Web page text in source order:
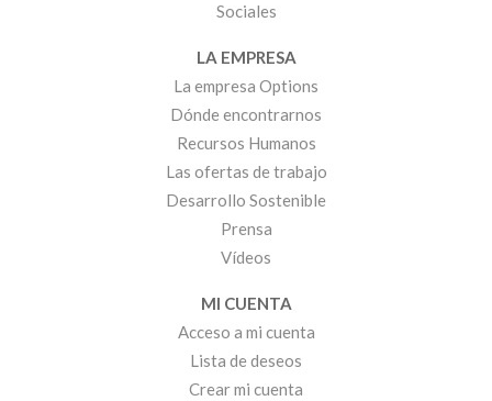
Sociales
LA EMPRESA
La empresa Options
Dónde encontrarnos
Recursos Humanos
Las ofertas de trabajo
Desarrollo Sostenible
Prensa
Vídeos
MI CUENTA
Acceso a mi cuenta
Lista de deseos
Crear mi cuenta